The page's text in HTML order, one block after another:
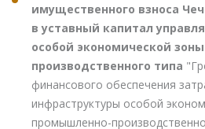
имущественного взноса
в уставный капитал
особой экономической
производственного типа
финансового обеспечения
инфраструктуры особой
промышленно-